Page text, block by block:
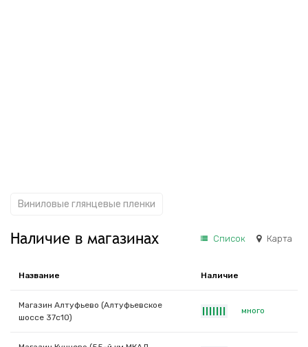
Виниловые глянцевые пленки
Наличие в магазинах Список Карта
Название Наличие
Магазин Алтуфьево (Алтуфьевское
шоссе 37с10)
много